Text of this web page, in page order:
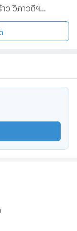
ว วิภาวดีฯ